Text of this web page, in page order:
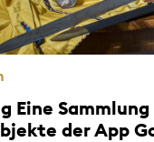
Eine
der App